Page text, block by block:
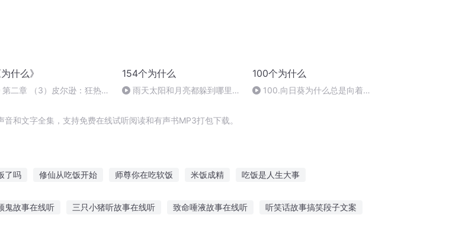
为什么》
第二章 （3）皮尔逊：狂热者
154个为什么
雨天太阳和月亮都躲到哪里去
100个为什么
100.向日葵为什么总是向着
和文字全集，支持免费在线试听阅读和有声书MP3打包下载。
了吗 修仙从吃饭开始 师尊你在吃软饭 米饭成精 吃饭是人生大事
鬼故事在线听 三只小猪听故事在线听 致命唾液故事在线听 听笑话故事搞笑段子文案